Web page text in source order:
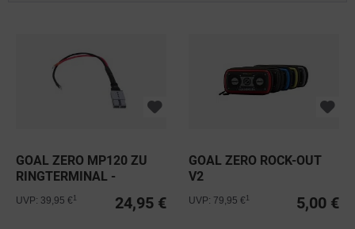
GOAL ZERO MP120 ZU
RINGTERMINAL -
24,95 €
UVP: 39,95 €
GOAL ZERO ROCK-OUT
V2
5,00 €
UVP: 79,95 €